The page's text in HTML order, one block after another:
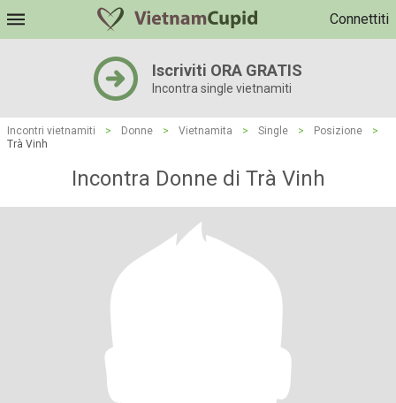
Connettiti
Iscriviti ORA GRATIS
Incontra single vietnamiti
Incontri vietnamiti > Donne > Vietnamita > Single > Posizione
>
Trà Vinh
Incontra Donne di Trà Vinh